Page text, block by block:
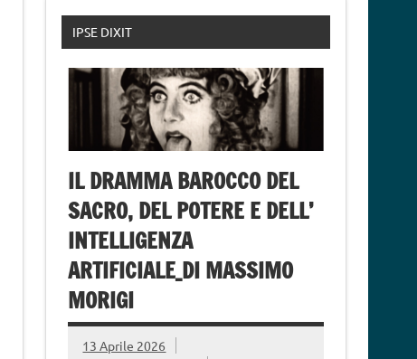
IPSE DIXIT
IL DRAMMA BAROCCO DEL
SACRO, DEL POTERE E DELL’
INTELLIGENZA
ARTIFICIALE_DI MASSIMO
MORIGI
13 Aprile 2026